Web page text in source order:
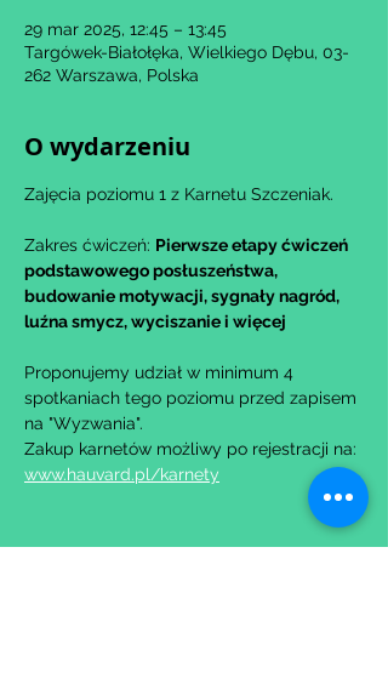
29 mar 2025, 12:45 – 13:45
Targówek-Białołęka, Wielkiego Dębu, 03-
262 Warszawa, Polska
O wydarzeniu
Zajęcia poziomu 1 z Karnetu Szczeniak.
Zakres ćwiczeń: Pierwsze etapy ćwiczeń
podstawowego posłuszeństwa,
budowanie motywacji, sygnały nagród,
luźna smycz, wyciszanie i więcej
Proponujemy udział w minimum 4
spotkaniach tego poziomu przed zapisem
na "Wyzwania".
Zakup karnetów możliwy po rejestracji na:
www.hauvard.pl/karnety